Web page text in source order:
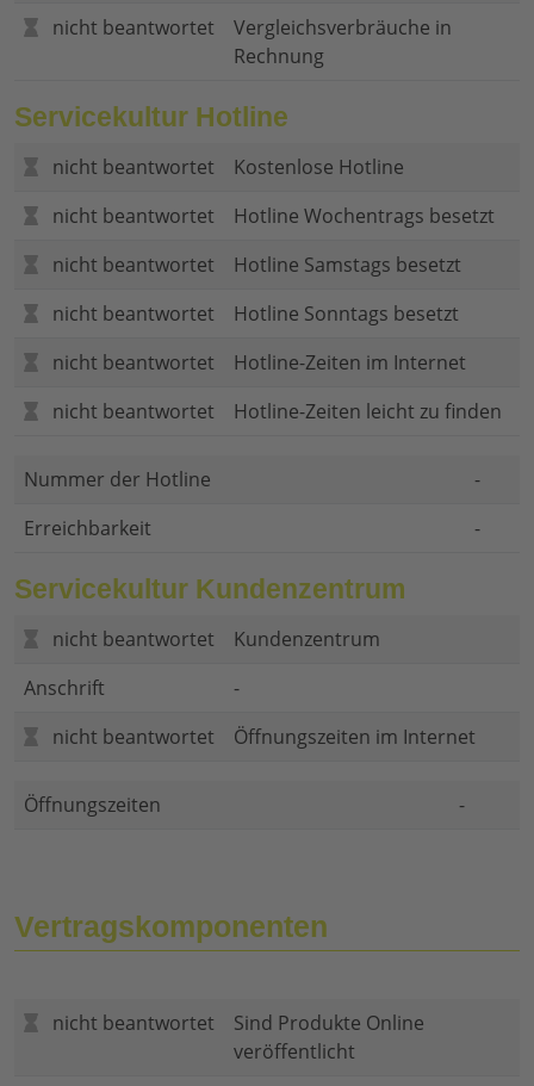
nicht beantwortet
Vergleichsverbräuche in
Rechnung
Servicekultur Hotline
nicht beantwortet
Kostenlose Hotline
nicht beantwortet
Hotline Wochentrags besetzt
nicht beantwortet
Hotline Samstags besetzt
nicht beantwortet
Hotline Sonntags besetzt
nicht beantwortet
Hotline-Zeiten im Internet
nicht beantwortet
Hotline-Zeiten leicht zu finden
Nummer der Hotline
-
Erreichbarkeit
-
Servicekultur Kundenzentrum
nicht beantwortet
Kundenzentrum
Anschrift
-
nicht beantwortet
Öffnungszeiten im Internet
Öffnungszeiten -
Vertragskomponenten
nicht beantwortet
Sind Produkte Online
veröffentlicht